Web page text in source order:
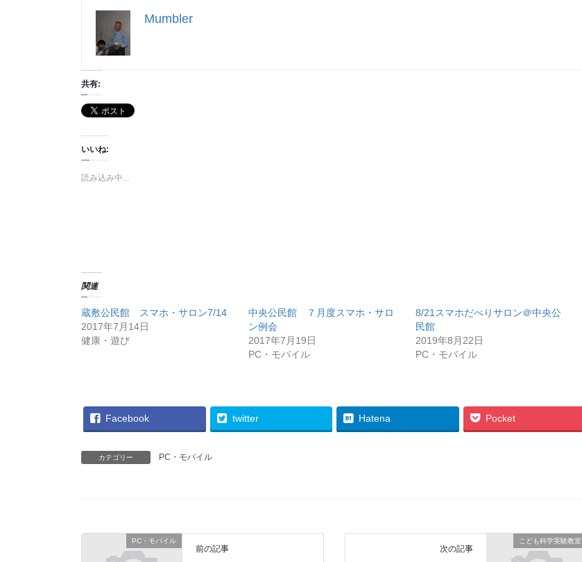
Mumbler
共有:
いいね:
読み込み中...
関連
蔵敷公民館 スマホ・サロン7/14
2017年7月14日
健康・遊び
中央公民館 ７月度スマホ・サロ
ン例会
2017年7月19日
PC・モバイル
8/21スマホだべりサロン＠中央公
民館
2019年8月22日
PC・モバイル
Facebook twitter Hatena Pocket
カテゴリー PC・モバイル
PC・モバイル
前の記事
こども科学実験教室
次の記事